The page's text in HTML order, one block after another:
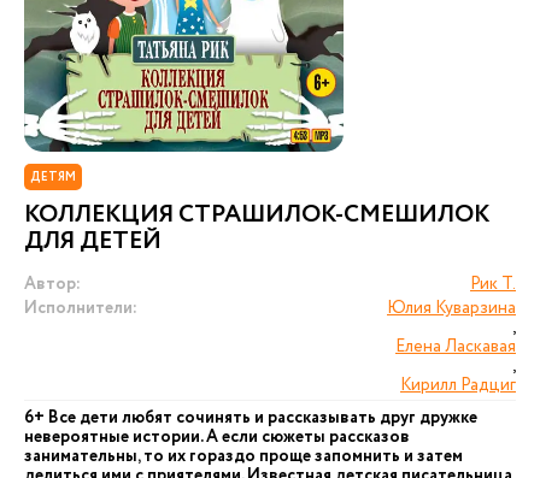
ДЕТЯМ
КОЛЛЕКЦИЯ СТРАШИЛОК-СМЕШИЛОК
ДЛЯ ДЕТЕЙ
Автор:
Рик Т.
Исполнители:
Юлия Куварзина
,
Елена Ласкавая
,
Кирилл Радциг
6+ Все дети любят сочинять и рассказывать друг дружке
невероятные истории. А если сюжеты рассказов
занимательны, то их гораздо проще запомнить и затем